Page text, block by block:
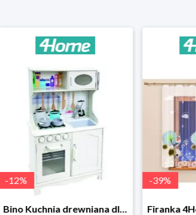
-12%
Bino Kuchnia drewniana dla dzieci Provence
-39%